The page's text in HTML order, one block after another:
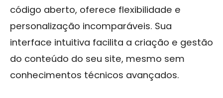
código aberto, oferece flexibilidade e
personalização incomparáveis. Sua
interface intuitiva facilita a criação e gestão
do conteúdo do seu site, mesmo sem
conhecimentos técnicos avançados.